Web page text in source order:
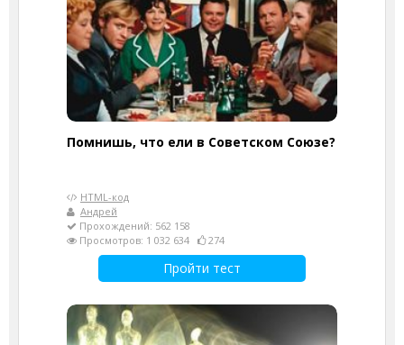
Помнишь, что ели в Советском Союзе?
HTML-код
Андрей
Прохождений: 562 158
Просмотров: 1 032 634
274
Пройти тест